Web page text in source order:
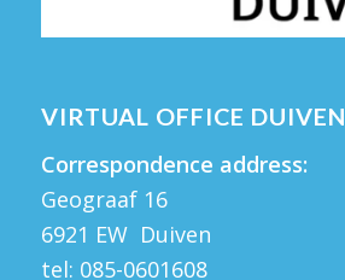
VIRTUAL OFFICE DUIVEN
Correspondence address:
Geograaf 16
6921 EW Duiven
tel: 085-0601608